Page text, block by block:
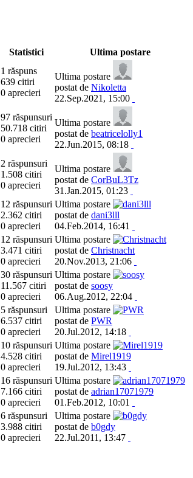
Statistici Ultima postare
1 răspuns
639 citiri
0 aprecieri
Ultima postare
postat de Nikoletta
22.Sep.2021, 15:00
97 răspunsuri
50.718 citiri
0 aprecieri
Ultima postare
postat de beatricelolly1
22.Jun.2015, 08:18
2 răspunsuri
1.508 citiri
0 aprecieri
Ultima postare
postat de CorBuL3Tz
31.Jan.2015, 01:23
12 răspunsuri
2.362 citiri
0 aprecieri
Ultima postare
postat de dani3lll
04.Feb.2014, 16:41
12 răspunsuri
3.471 citiri
0 aprecieri
Ultima postare
postat de Christnacht
20.Nov.2013, 21:06
30 răspunsuri
11.567 citiri
0 aprecieri
Ultima postare
postat de soosy
06.Aug.2012, 22:04
5 răspunsuri
6.537 citiri
0 aprecieri
Ultima postare
postat de PWR
20.Jul.2012, 14:18
10 răspunsuri
4.528 citiri
0 aprecieri
Ultima postare
postat de Mirel1919
19.Jul.2012, 13:43
16 răspunsuri
7.166 citiri
0 aprecieri
Ultima postare
postat de adrian17071979
01.Feb.2012, 10:01
6 răspunsuri
3.988 citiri
0 aprecieri
Ultima postare
postat de b0gdy
22.Jul.2011, 13:47